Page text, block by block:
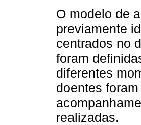
O modelo de
previamente
centrados no
foram
diferentes
doentes
realizadas.